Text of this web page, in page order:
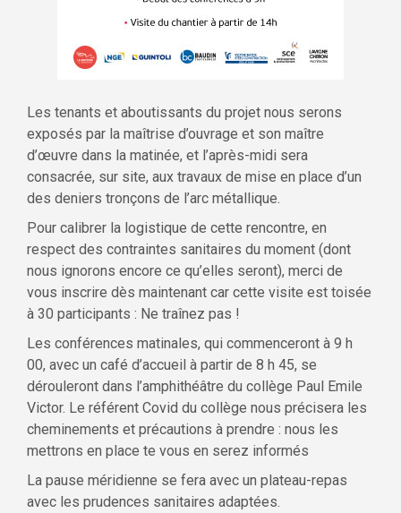
Les tenants et aboutissants du projet nous serons
exposés par la maîtrise d’ouvrage et son maître
d’œuvre dans la matinée, et l’après-midi sera
consacrée, sur site, aux travaux de mise en place d’un
des deniers tronçons de l’arc métallique.
Pour calibrer la logistique de cette rencontre, en
respect des contraintes sanitaires du moment (dont
nous ignorons encore ce qu’elles seront), merci de
vous inscrire dès maintenant car cette visite est toisée
à 30 participants : Ne traînez pas !
Les conférences matinales, qui commenceront à 9 h
00, avec un café d’accueil à partir de 8 h 45, se
dérouleront dans l’amphithéâtre du collège Paul Emile
Victor. Le référent Covid du collège nous précisera les
cheminements et précautions à prendre : nous les
mettrons en place te vous en serez informés
La pause méridienne se fera avec un plateau-repas
avec les prudences sanitaires adaptées.